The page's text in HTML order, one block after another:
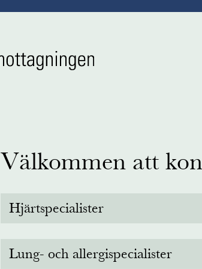
Välkommen att
Hjärtspecialister
Telefontid
Lung- och allergispecialister